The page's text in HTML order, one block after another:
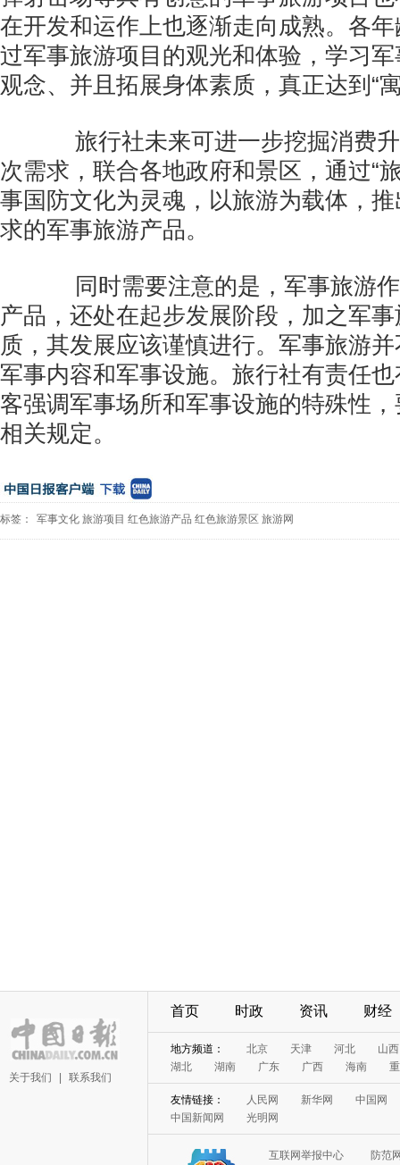
在开发和运作上也逐渐走向成熟。各
过军事旅游项目的观光和体验，学习
观念、并且拓展身体素质，真正达到“
旅行社未来可进一步挖掘消费升
次需求，联合各地政府和景区，通过“
事国防文化为灵魂，以旅游为载体，
求的军事旅游产品。
同时需要注意的是，军事旅游作
产品，还处在起步发展阶段，加之军
质，其发展应该谨慎进行。军事旅游
军事内容和军事设施。旅行社有责任
客强调军事场所和军事设施的特殊性
相关规定。
标签： 军事文化 旅游项目 红色旅游产品 红色旅游景区 旅游网
关于我们 联系我们
首页 时政 资讯 财经
地方频道： 北京 天津 河北
山西
湖北
湖南 广东 广西 海南
友情链接： 人民网 新华网
中国网
中国新闻网
光明网
互联网举报中心
防范